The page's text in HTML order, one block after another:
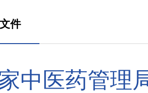
件
中医药管理